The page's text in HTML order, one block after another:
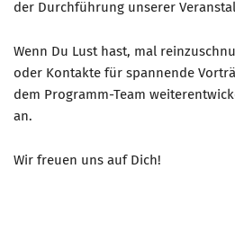
AKTUELLES
der Durchführung unserer
Wenn Du Lust hast, mal
oder Kontakte für spannende
dem Programm-Team
an.
Wir freuen uns auf Dich!